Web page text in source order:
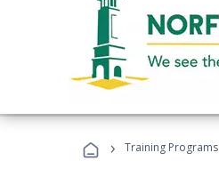
› Training Programs